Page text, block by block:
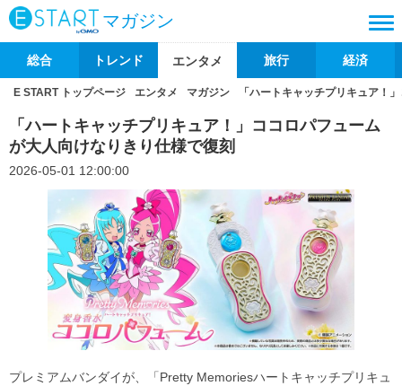
マガジン
総合 トレンド エンタメ 旅行 経済
E START トップページ エンタメ マガジン 「ハートキャッチプリキュア！
「ハートキャッチプリキュア！」ココロパフューム
が大人向けなりきり仕様で復刻
2026-05-01 12:00:00
プレミアムバンダイが、「Pretty Memoriesハートキャッチプリキュ